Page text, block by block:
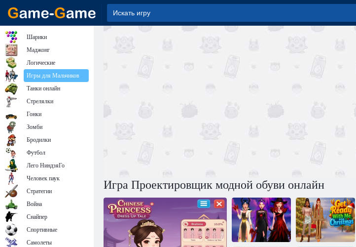
Игра Проектировщик модной обуви онлайн
Шарики
Маджонг
Логические
Игры для Мальчиков
Танки онлайн
Стрелялки
Гонки
Зомби
Бродилки
Футбол
Лего НиндзяГо
Человек паук
Стратегии
Война
Снайпер
Спортивные
Самолеты